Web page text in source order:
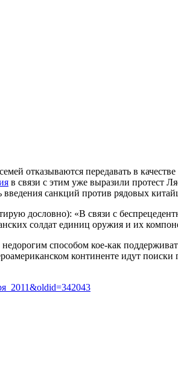
семей отказываются передавать в
в связи с этим уже выразили протест
введения санкций против рядовых
дословно): «В связи с
солдат единиц оружия и их
способом кое-как
континенте идут